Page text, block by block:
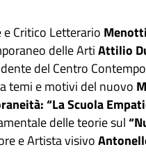
Critico Letterario
delle ArtiAttilio
del Centro
temi e motivi del nuovo
“La Scuola
delle teorie sul
e Artista visivo